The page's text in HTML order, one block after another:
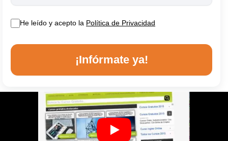
He leído y acepto la Política de Privacidad
¡Infórmate ya!